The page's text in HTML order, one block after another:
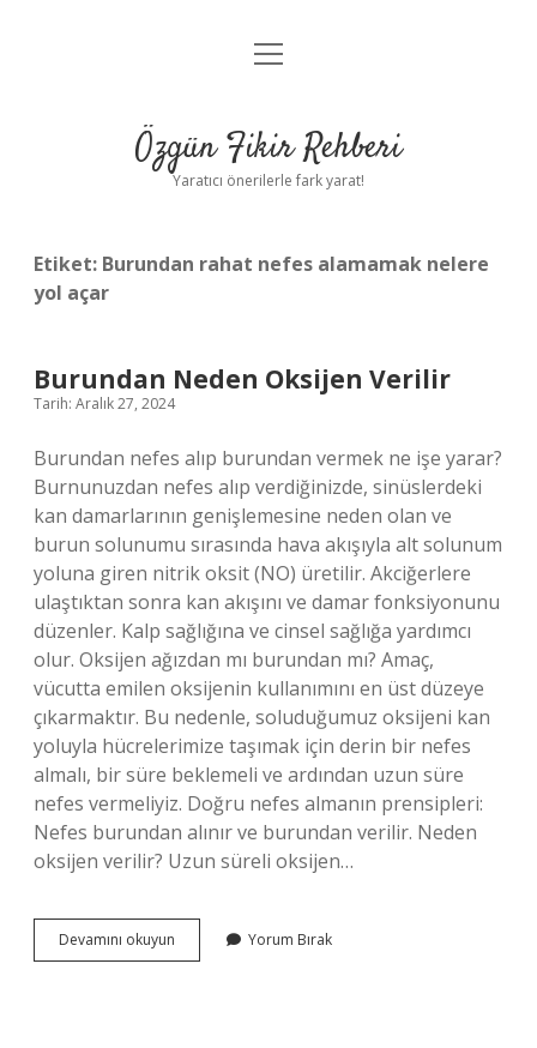
Gizlilik Politikası
Yasal Uyarı
menüyü
Özgün Fikir Rehberi
Yaratıcı önerilerle fark yarat!
Etiket: Burundan rahat nefes alamamak nelere
yol açar
Burundan Neden Oksijen Verilir
Tarih: Aralık 27, 2024
Burundan nefes alıp burundan vermek ne işe yarar?
Burnunuzdan nefes alıp verdiğinizde, sinüslerdeki
kan damarlarının genişlemesine neden olan ve
burun solunumu sırasında hava akışıyla alt solunum
yoluna giren nitrik oksit (NO) üretilir. Akciğerlere
ulaştıktan sonra kan akışını ve damar fonksiyonunu
düzenler. Kalp sağlığına ve cinsel sağlığa yardımcı
olur. Oksijen ağızdan mı burundan mı? Amaç,
vücutta emilen oksijenin kullanımını en üst düzeye
çıkarmaktır. Bu nedenle, soluduğumuz oksijeni kan
yoluyla hücrelerimize taşımak için derin bir nefes
almalı, bir süre beklemeli ve ardından uzun süre
nefes vermeliyiz. Doğru nefes almanın prensipleri:
Nefes burundan alınır ve burundan verilir. Neden
oksijen verilir? Uzun süreli oksijen…
Devamını okuyun Burundan
Neden
Yorum Bırak